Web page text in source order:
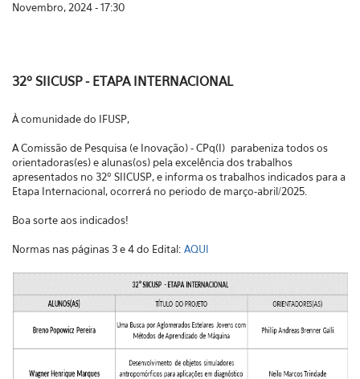
Novembro, 2024 - 17:30
32º SIICUSP - ETAPA INTERNACIONAL
À comunidade do IFUSP,
A Comissão de Pesquisa (e Inovação) - CPq(I) parabeniza todos os
orientadoras(es) e alunas(os) pela excelência dos trabalhos
apresentados no 32º SIICUSP, e informa os trabalhos indicados para a
Etapa Internacional, ocorrerá no periodo de março-abril/2025.
Boa sorte aos indicados!
Normas nas páginas 3 e 4 do Edital: AQUI